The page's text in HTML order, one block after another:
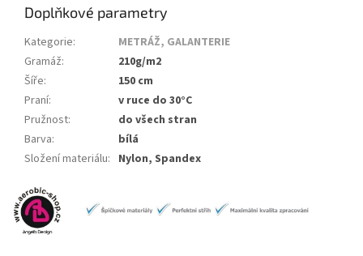
Doplňkové parametry
Kategorie:
METRÁŽ, GALANTERIE
Gramáž:
210g/m2
Šíře:
150 cm
Praní:
v ruce do 30°C
Pružnost:
do všech stran
Barva:
bílá
Složení materiálu: Nylon, Spandex